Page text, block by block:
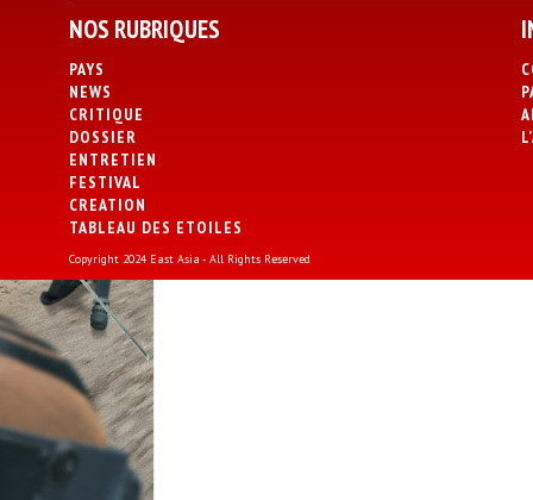
NOS RUBRIQUES
PAYS
NEWS
CRITIQUE
DOSSIER
ENTRETIEN
FESTIVAL
CREATION
TABLEAU DES ETOILES
Copyright 2024 East Asia - All Rights Reserved